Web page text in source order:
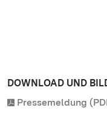
DOWNLOAD UND
Pressemeldung